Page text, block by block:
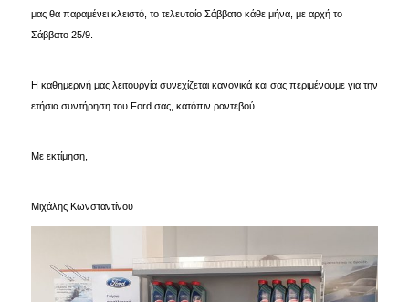
μας θα παραμένει κλειστό, το τελευταίο Σάββατο κάθε μήνα, με αρχή το
Σάββατο 25/9.
Η καθημερινή μας λειτουργία συνεχίζεται κανονικά και σας περιμένουμε για την
ετήσια συντήρηση του Ford σας, κατόπιν ραντεβού.
Με εκτίμηση,
Μιχάλης Κωνσταντίνου